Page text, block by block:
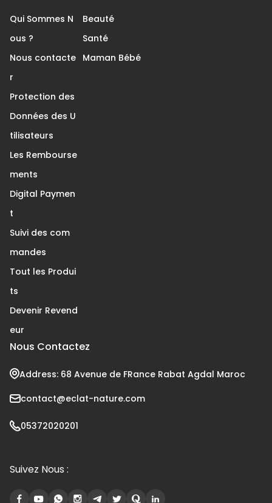
Qui Sommes N
ous ?
Nous contacte
r
Protection des
Données des U
tilisateurs
Les Rembourse
ments
Digital Paymen
t
Suivi des com
mandes
Tout les Produi
ts
Devenir Revend
eur
Beauté
Santé
Maman Bébé
Nous Contactez
Address: 68 Avenue de FRance Rabat Agdal Maroc
contact@eclat-nature.com
05372020201
Suivez Nous :